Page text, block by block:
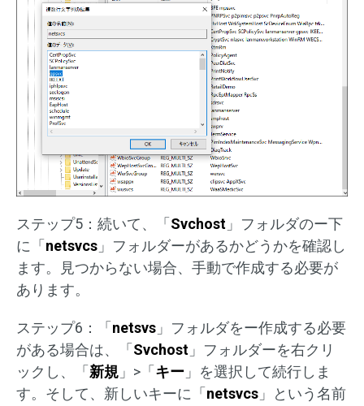
ステップ5：続いて、「 Svchost 」フォルダのー下
に「 netsvcs 」フォルダーがあるかどうかを確認し
ます。見つからない場合、手動で作成する必要が
あります。
ステップ6：「 netsvs 」フォルダをー作成する必要
がある場合は、「 Svchost 」フォルダーを右クリ
ックし、「 新規 」>「 キー 」を選択して続行しま
す。そして、新しいキーに「 netsvcs 」という名前